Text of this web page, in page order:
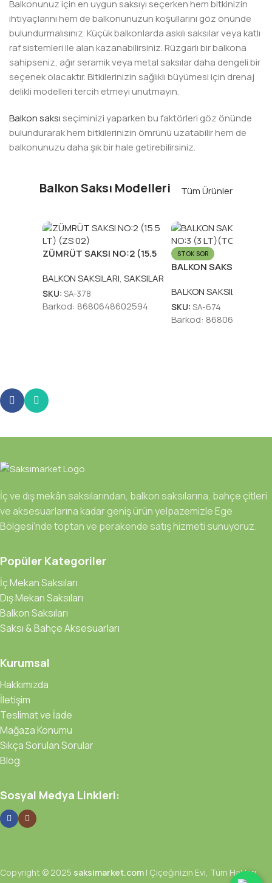
Balkonunuz için en uygun saksıyı seçerken hem bitkinizin
ihtiyaçlarını hem de balkonunuzun koşullarını göz önünde
bulundurmalısınız. Küçük balkonlarda askılı saksılar veya katlı
raf sistemleri ile alan kazanabilirsiniz. Rüzgarlı bir balkona
sahipseniz, ağır seramik veya metal saksılar daha dengeli bir
seçenek olacaktır. Bitkilerinizin sağlıklı büyümesi için drenaj
delikli modelleri tercih etmeyi unutmayın.
Balkon saksı seçiminizi yaparken bu faktörleri göz önünde
bulundurarak hem bitkilerinizin ömrünü uzatabilir hem de
balkonunuzu daha şık bir hale getirebilirsiniz.
Balkon Saksı Modelleri Tüm Ürünler
ZÜMRÜT SAKSI NO:2 (15.5
BALKON SAKSILARI, SAKSILAR
SKU: SA-378
Barkod: 8680648602594
STOK SOR
BALKON SAKSI TOMBİK
BALKON SAKSILARI
SKU: SA-674
Barkod:
İç ve dış mekân saksılarından, balkon saksılarına, bahçe çitleri
ve aksesuarlarına kadar geniş ürün yelpazemizle Ege
Bölgesi'nde toptan ve perakende satış hizmeti sunuyoruz.
Popüler Kategoriler
İç Mekan Saksıları
Dış Mekan Saksıları
Balkon Saksıları
Saksı & Bahçe Aksesuarları
Kurumsal
Hakkımızda
İletişim
Teslimat ve İade
Mağaza Konumu
Sıkça Sorulan Sorular
Blog
Sosyal Medya Linkleri:
Copyright © 2025 saksimarket.com | Çiçeğinizin Evi, Tüm Hakları